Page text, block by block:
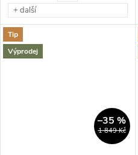
+ další
Tip
Výprodej
1 849 Kč
–35 %